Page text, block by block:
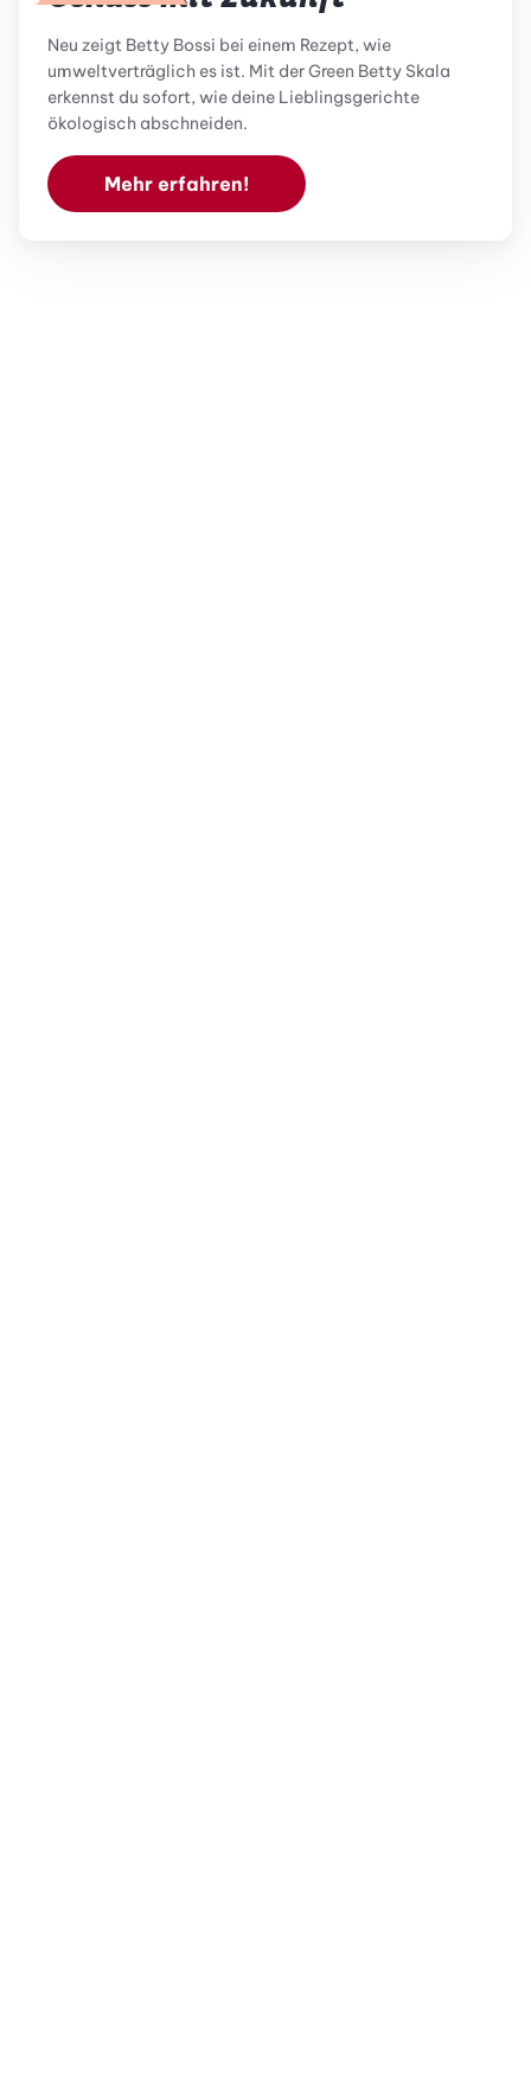
Neu zeigt Betty Bossi bei einem Rezept, wie
umweltverträglich es ist. Mit der Green Betty Skala
erkennst du sofort, wie deine Lieblingsgerichte
ökologisch abschneiden.
Mehr erfahren!